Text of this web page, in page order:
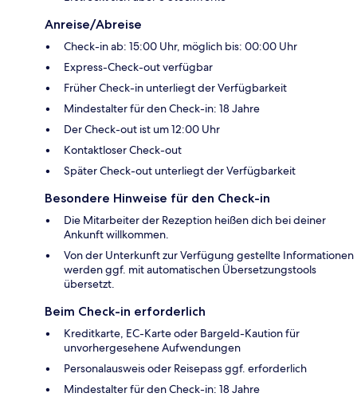
Anreise/Abreise
Check-in ab: 15:00 Uhr, möglich bis: 00:00 Uhr
Express-Check-out verfügbar
Früher Check-in unterliegt der Verfügbarkeit
Mindestalter für den Check-in: 18 Jahre
Der Check-out ist um 12:00 Uhr
Kontaktloser Check-out
Später Check-out unterliegt der Verfügbarkeit
Besondere Hinweise für den Check-in
Die Mitarbeiter der Rezeption heißen dich bei deiner
Ankunft willkommen.
Von der Unterkunft zur Verfügung gestellte Informationen
werden ggf. mit automatischen Übersetzungstools
übersetzt.
Beim Check-in erforderlich
Kreditkarte, EC-Karte oder Bargeld-Kaution für
unvorhergesehene Aufwendungen
Personalausweis oder Reisepass ggf. erforderlich
Mindestalter für den Check-in: 18 Jahre